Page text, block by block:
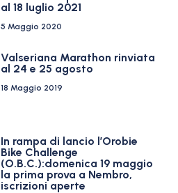
al 18 luglio 2021
5 Maggio 2020
Valseriana Marathon rinviata
al 24 e 25 agosto
18 Maggio 2019
In rampa di lancio l’Orobie
Bike Challenge
(O.B.C.):domenica 19 maggio
la prima prova a Nembro,
iscrizioni aperte